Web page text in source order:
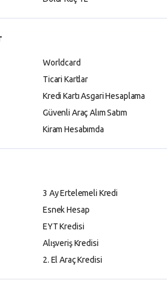
Worldcard
Ticari Kartlar
Kredi Kartı Asgari Hesaplama
Güvenli Araç Alım Satım
Kiram Hesabımda
3 Ay Ertelemeli Kredi
Esnek Hesap
EYT Kredisi
Alışveriş Kredisi
2. El Araç Kredisi